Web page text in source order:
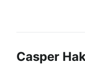
Casper